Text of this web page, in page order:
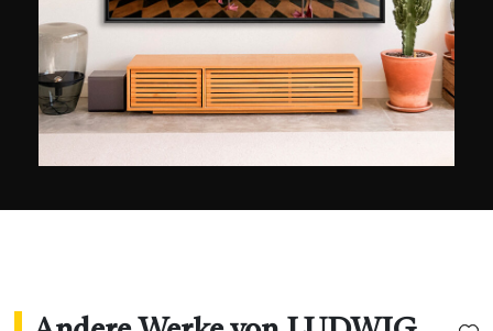
Wann immer er die Gelegenheit dazu hat,
offenbart er eine Vision, die sowohl dynamisch
als auch gelassen ist. Seine Bilder, die 2015 mit
dem Geo-Preis ausgezeichnet wurden, sind in
Paris, Sydney, Seoul, New York und Los Angeles